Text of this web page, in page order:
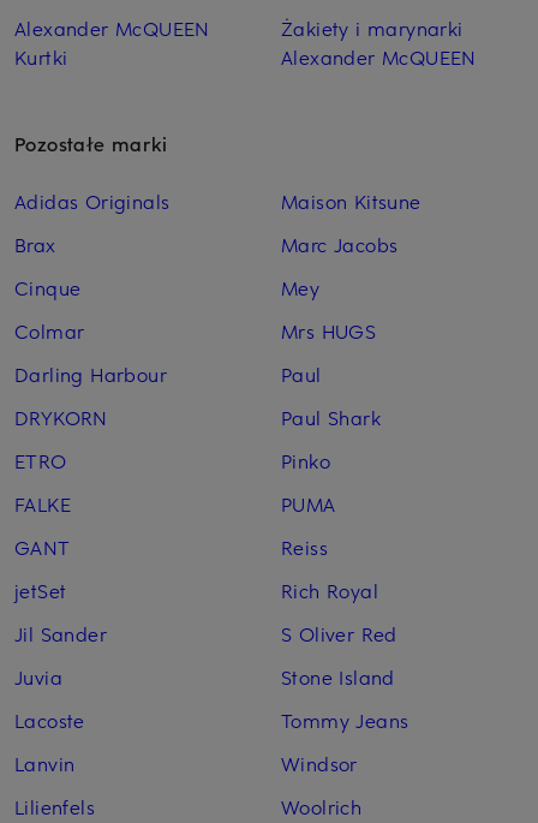
Alexander McQUEEN
Kurtki
Żakiety i marynarki
Alexander McQUEEN
Pozostałe marki
Adidas Originals
Brax
Cinque
Colmar
Darling Harbour
DRYKORN
ETRO
FALKE
GANT
jetSet
Jil Sander
Juvia
Lacoste
Lanvin
Lilienfels
Maison Kitsune
Marc Jacobs
Mey
Mrs HUGS
Paul
Paul Shark
Pinko
PUMA
Reiss
Rich Royal
S Oliver Red
Stone Island
Tommy Jeans
Windsor
Woolrich